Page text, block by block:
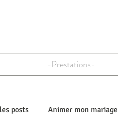
-Prestations-
posts Animer mon mariage